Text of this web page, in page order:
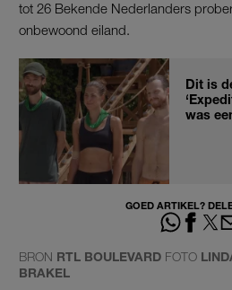
tot 26 Bekende Nederlanders
onbewoond eiland.
Dit is
was
GOED ARTIKEL?
BRON RTL BOULEVARD FOTO
BRAKEL